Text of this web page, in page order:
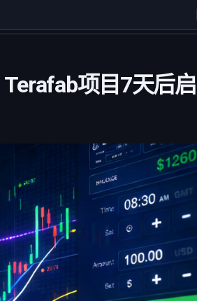
项目7天后